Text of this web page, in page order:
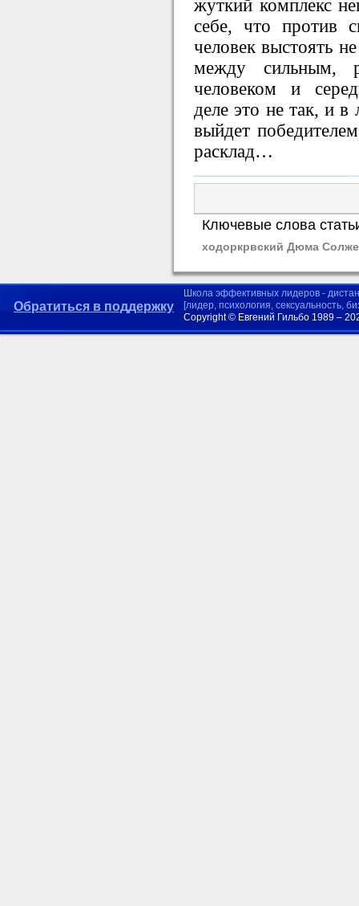
жуткий комплекс
себе, что против
человек выстоять
между сильным,
человеком и
деле это не так, и
выйдет
расклад…
Ключевые слова
ходоркрвский Дюма
Обратиться в поддержку
Школа эффективных лидеров -
[лидер, психология, сексуальность,
Copyright © Евгений Гильбо 1989 –